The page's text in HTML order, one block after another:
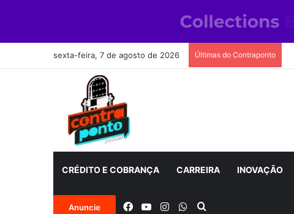
sexta-feira, 7 de agosto de 2026 Últimas do Contraponto
CRÉDITO E COBRANÇA CARREIRA INOVAÇÃO
Anuncie Facebook
YouTubeInstagramWhatsApp
Procurar por